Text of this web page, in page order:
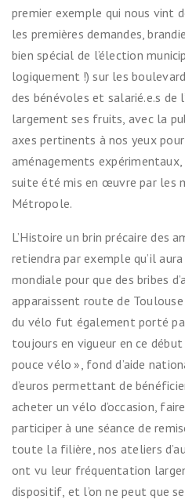
premier exemple qui nous vint
les premières demandes,
bien spécial de l’élection
logiquement !) sur les
des bénévoles et salarié.e.s de
largement ses fruits, avec la
axes pertinents à nos yeux
aménagements
suite été mis en œuvre par les
Métropole.
L’Histoire un brin précaire des
retiendra par exemple qu’il
mondiale pour que des bribes
apparaissent route de
du vélo fut également porté
toujours en vigueur en ce début
pouce vélo », fond d’aide
d’euros permettant de
acheter un vélo d’occasion,
participer à une séance de
toute la filière, nos ateliers
ont vu leur fréquentation
dispositif, et l’on ne peut que